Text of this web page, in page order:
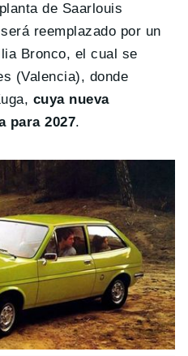
de Saarlouis
reemplazado por un
Bronco, el cual se
(Valencia), donde
cuya nueva
para 2027.